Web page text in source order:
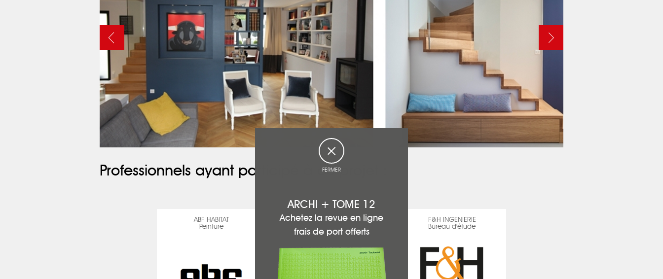
Professionnels ayant participé à ce projet :
ABF HABITAT
Peinture
ARCHÉA
Dressings - Placards
F&H INGENIERIE
Bureau d'étude
FERMER
ARCHI + TOME 12
Achetez la revue en ligne
frais de port offerts